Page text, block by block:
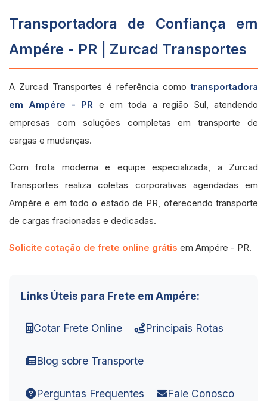
Transportadora de Confiança em
Ampére - PR | Zurcad Transportes
A Zurcad Transportes é referência comotransportadora
em Ampére - PR e em toda a região Sul, atendendo
empresas com soluções completas em transporte de
cargas e mudanças.
Com frota moderna e equipe especializada, a Zurcad
Transportes realiza coletas corporativas agendadas em
Ampére e em todo o estado de PR, oferecendo transporte
de cargas fracionadas e dedicadas.
Solicite cotação de frete online grátis em Ampére - PR.
Links Úteis para Frete em Ampére:
Cotar Frete Online Principais Rotas
Blog sobre Transporte
Perguntas Frequentes Fale Conosco